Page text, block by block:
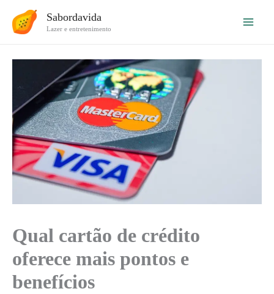
para
Sabordavida
Lazer e entretenimento
Qual cartão de crédito
oferece mais pontos e
benefícios